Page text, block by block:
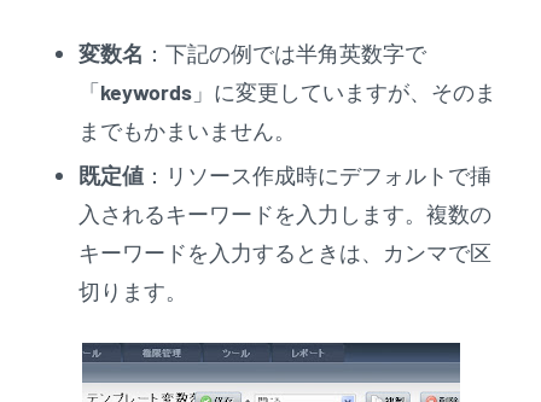
変数名 ：下記の例では半角英数字で
「keywords 」に変更していますが、そのま
までもかまいません。
既定値 ：リソース作成時にデフォルトで挿
入されるキーワードを入力します。複数の
キーワードを入力するときは、カンマで区
切ります。